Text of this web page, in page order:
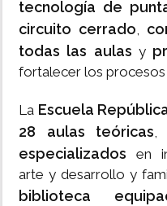
tecnología de
circuito cerrado,
todas las aulas y
fortalecer los procesos
La Escuela
28 aulas teóricas,
especializados en
arte y desarrollo y
biblioteca